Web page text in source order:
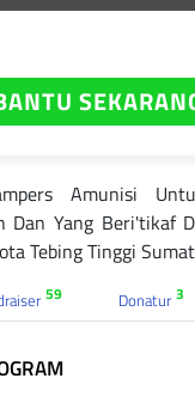
Amunisi
Dan Yang Beri'tikaf
Tebing Tinggi
59 Donatur3